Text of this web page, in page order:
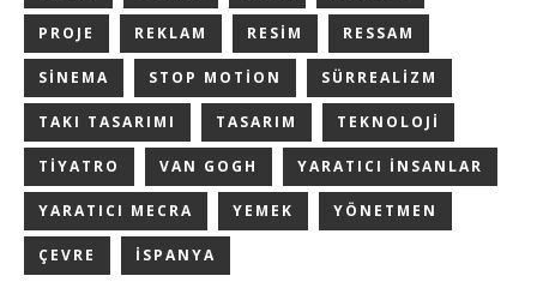
PROJE REKLAM RESIM RESSAM
SINEMA STOP MOTION SÜRREALIZM
TAKI TASARIMI TASARIM TEKNOLOJI
TIYATRO VAN GOGH YARATICI INSANLAR
YARATICI MECRA YEMEK YÖNETMEN
ÇEVRE İSPANYA